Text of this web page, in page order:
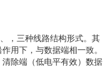
，三种线路结构形式。其
用下，与数据端相一致。
除端（低电平有效）数据